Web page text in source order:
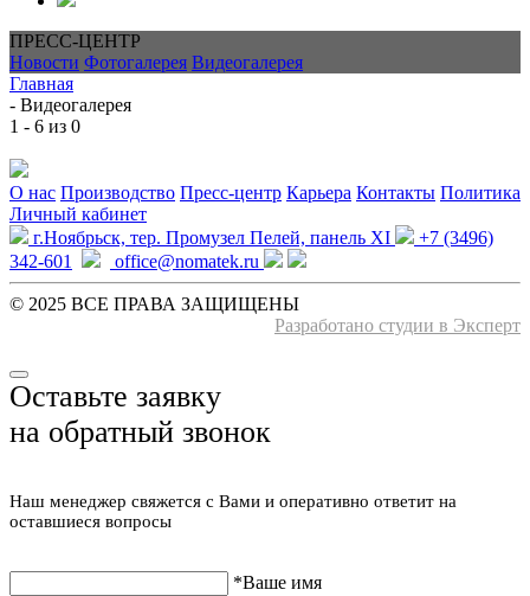
ПРЕСС-ЦЕНТР
Новости Фотогалерея Видеогалерея
Главная
- Видеогалерея
1 - 6 из 0
О нас Производство Пресс-центр Карьера Контакты Политика
Личный кабинет
г.Ноябрьск, тер. Промузел Пелей, панель XI
+7 (3496)
342-601
office@nomatek.ru
© 2025 ВСЕ ПРАВА ЗАЩИЩЕНЫ️
Разработано студии в Эксперт
Оставьте заявку
на обратный звонок
Наш менеджер свяжется с Вами и оперативно ответит на
оставшиеся вопросы
*Ваше имя